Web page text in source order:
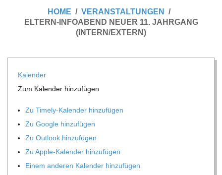
N
O
R
E
HOME
VERANSTALTUNGEN
ELTERN-INFOABEND NEUER 11. JAHRGANG
(INTERN/EXTERN)
Kalen­der
Zum Kalen­der hinzufügen
Zu Timely-Kalen­der hinzufügen
Zu Google hinzufügen
Zu Out­look hinzufügen
Zu Apple-Kalen­der hinzufügen
Einem ande­ren Kalen­der hinzufügen